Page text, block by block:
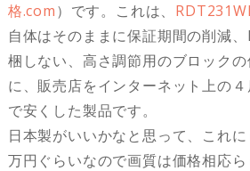
格.com）です。これは、
自体はそのままに保証期間の削減
梱しない、高さ調節用のブロック
に、販売店をインターネット上の
で安くした製品です。
日本製がいいかなと思って、これ
万円ぐらいなので画質は価格相応